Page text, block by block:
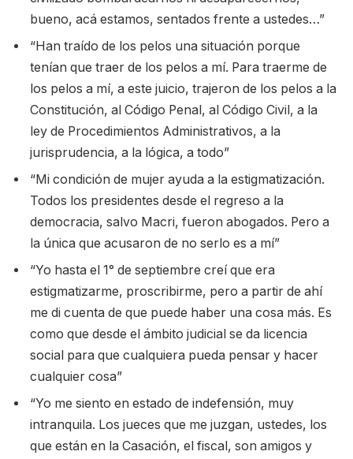
bueno, acá estamos, sentados frente a ustedes…”
“Han traído de los pelos una situación porque
tenían que traer de los pelos a mí. Para traerme de
los pelos a mí, a este juicio, trajeron de los pelos a la
Constitución, al Código Penal, al Código Civil, a la
ley de Procedimientos Administrativos, a la
jurisprudencia, a la lógica, a todo”
“Mi condición de mujer ayuda a la estigmatización.
Todos los presidentes desde el regreso a la
democracia, salvo Macri, fueron abogados. Pero a
la única que acusaron de no serlo es a mí”
“Yo hasta el 1° de septiembre creí que era
estigmatizarme, proscribirme, pero a partir de ahí
me di cuenta de que puede haber una cosa más. Es
como que desde el ámbito judicial se da licencia
social para que cualquiera pueda pensar y hacer
cualquier cosa”
“Yo me siento en estado de indefensión, muy
intranquila. Los jueces que me juzgan, ustedes, los
que están en la Casación, el fiscal, son amigos y